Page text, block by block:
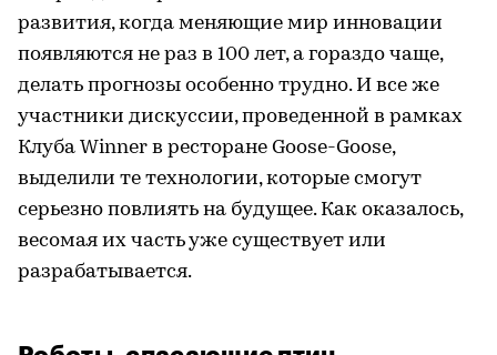
развития, когда меняющие мир инновации
появляются не раз в 100 лет, а гораздо чаще,
делать прогнозы особенно трудно. И все же
участники дискуссии, проведенной в рамках
Клуба Winner в ресторане Goose-Goose,
выделили те технологии, которые смогут
серьезно повлиять на будущее. Как оказалось,
весомая их часть уже существует или
разрабатывается.